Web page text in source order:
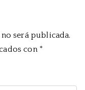
será publicada.
con *